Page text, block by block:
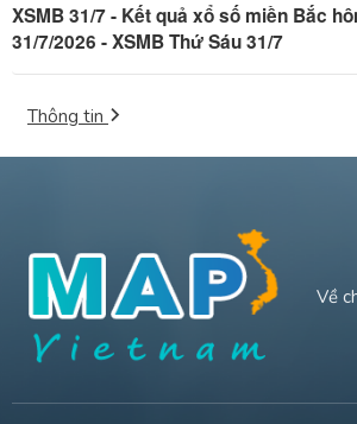
XSMB 31/7 - Kết quả xổ số miền Bắc
31/7/2026 - XSMB Thứ Sáu 31/7
Thông tin
Về